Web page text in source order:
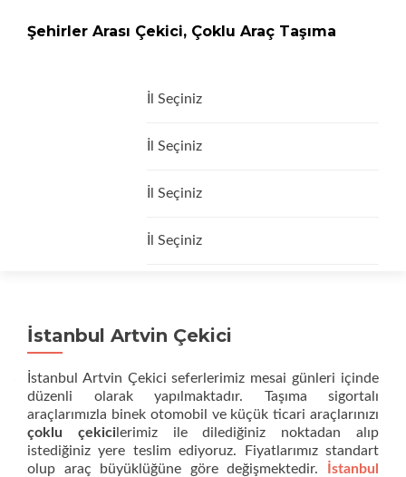
Şehirler Arası Çekici, Çoklu Araç Taşıma
geç
İl Seçiniz
İl Seçiniz
İl Seçiniz
İl Seçiniz
İstanbul Artvin Çekici
İstanbul Artvin Çekici seferlerimiz mesai günleri içinde
düzenli olarak yapılmaktadır. Taşıma sigortalı
araçlarımızla binek otomobil ve küçük ticari araçlarınızı
çoklu çekicilerimiz ile dilediğiniz noktadan alıp
istediğiniz yere teslim ediyoruz. Fiyatlarımız standart
olup araç büyüklüğüne göre değişmektedir.
İstanbul